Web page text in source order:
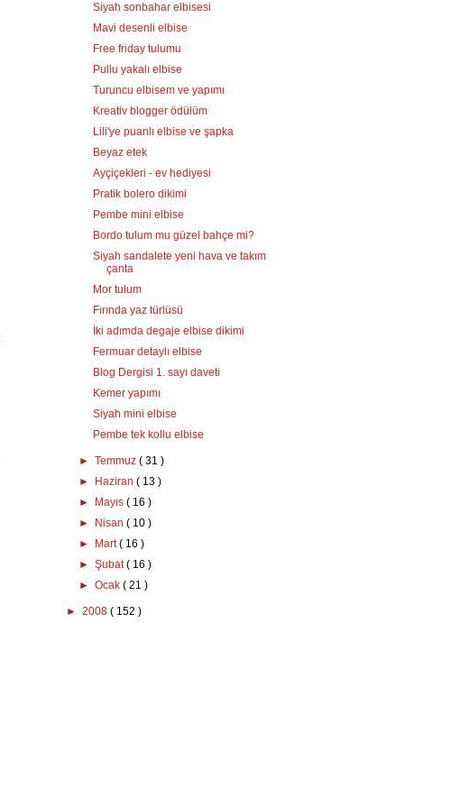
Siyah sonbahar elbisesi
Mavi desenli elbise
Free friday tulumu
Pullu yakalı elbise
Turuncu elbisem ve yapımı
Kreativ blogger ödülüm
Lili'ye puanlı elbise ve şapka
Beyaz etek
Ayçiçekleri - ev hediyesi
Pratik bolero dikimi
Pembe mini elbise
Bordo tulum mu güzel bahçe mi?
Siyah sandalete yeni hava ve takım
çanta
Mor tulum
Fırında yaz türlüsü
İki adımda degaje elbise dikimi
Fermuar detaylı elbise
Blog Dergisi 1. sayı daveti
Kemer yapımı
Siyah mini elbise
Pembe tek kollu elbise
►Temmuz( 31 )
►
Haziran( 13 )
►
Mayıs( 16 )
►
Nisan( 10 )
►
Mart( 16 )
►Şubat( 16 )
►Ocak( 21 )
► 2008 ( 152 )